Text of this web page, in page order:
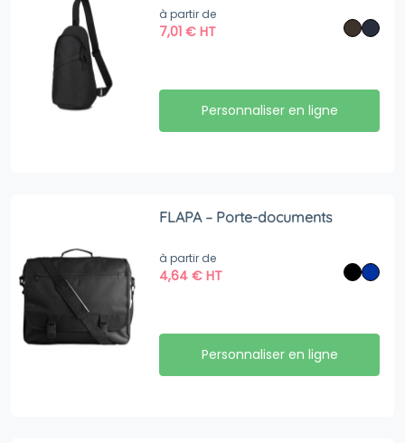
à partir de
7,01€ HT
Personnaliser en ligne
FLAPA – Porte-documents
à partir de
4,64€ HT
Personnaliser en ligne